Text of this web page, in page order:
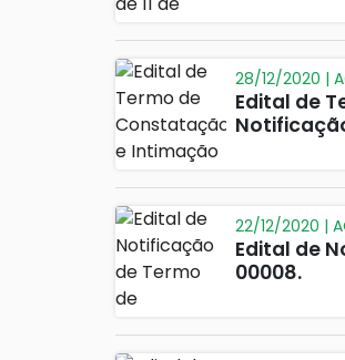
28/12/2020 |
Edital de
22/12/2020 |
Edital de
00008.